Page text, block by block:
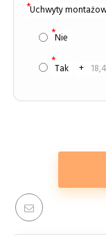
Uchwyty
Nie
Tak +